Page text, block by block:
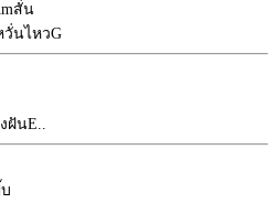
สั่น
วั่นไหวG
ฝันE..